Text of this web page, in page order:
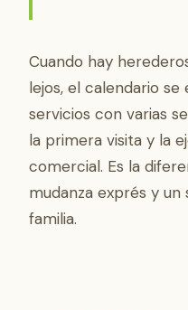
Cuando hay
lejos, el calendario
servicios con varias
la primera visita y la
comercial. Es la
mudanza exprés y
familia.